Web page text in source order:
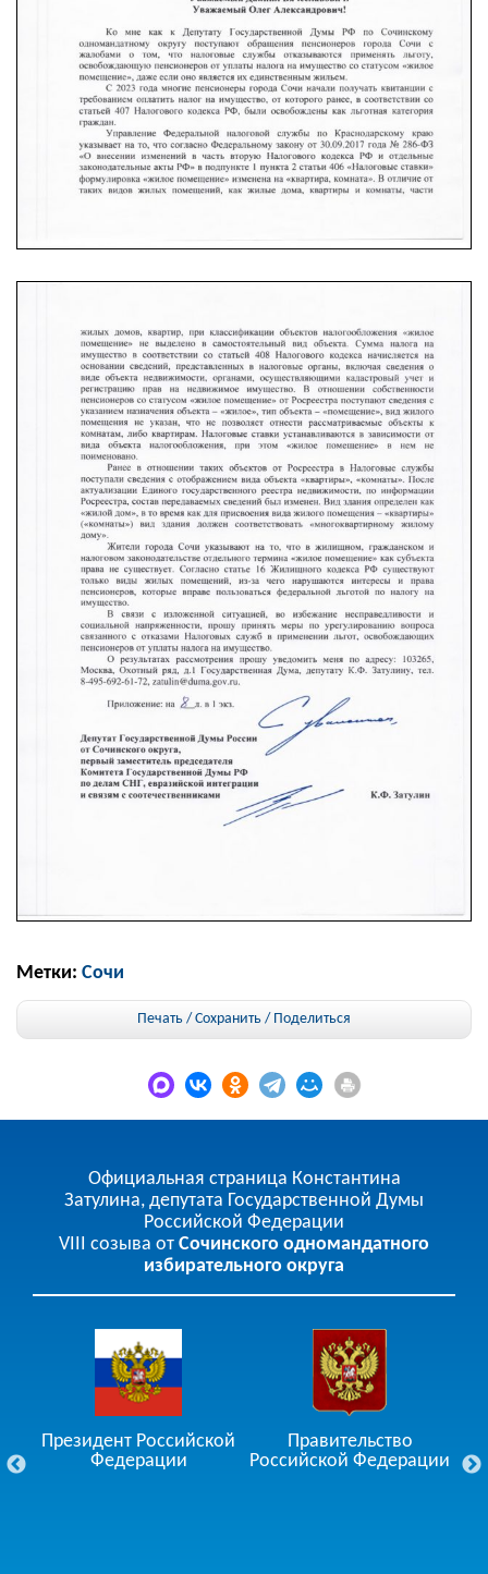
Метки: Сочи
Печать / Сохранить / Поделиться
Официальная страница Константина
Затулина, депутата Государственной Думы
Российской Федерации
VIII созыва от Сочинского одномандатного
избирательного округа
Президент Российской
Федерации
Правительство
Российской Федерации